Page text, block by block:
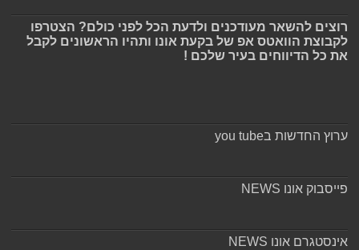
רוצים להשאר מעודכנים ולדעת הכל לפני כולם? הצטרפו
לקבוצת הוואטס אפ של בקעת אונו ותהיו הראשונים לקבל
את כל הדיווחים בעיר שלכם !
ערוץ החדשות בyou tube
פייסבוק אונו NEWS
אינסטגרם אונו NEWS